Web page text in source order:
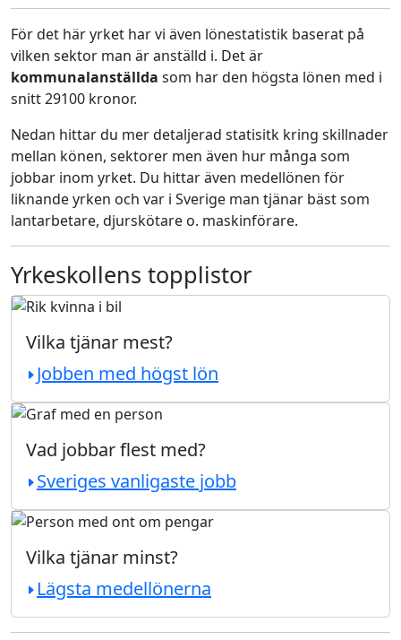
För det här yrket har vi även lönestatistik baserat på
vilken sektor man är anställd i. Det är
kommunalanställda som har den högsta lönen med i
snitt 29100 kronor.
Nedan hittar du mer detaljerad statisitk kring skillnader
mellan könen, sektorer men även hur många som
jobbar inom yrket. Du hittar även medellönen för
liknande yrken och var i Sverige man tjänar bäst som
lantarbetare, djurskötare o. maskinförare.
Yrkeskollens topplistor
Vilka tjänar mest?
Jobben med högst lön
Vad jobbar flest med?
Sveriges vanligaste jobb
Vilka tjänar minst?
Lägsta medellönerna